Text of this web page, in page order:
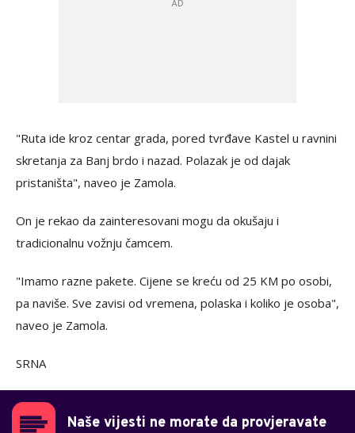
"Ruta ide kroz centar grada, pored tvrđave Kastel u ravnini
skretanja za Banj brdo i nazad. Polazak je od dajak
pristaništa", naveo je Zamola.
On je rekao da zainteresovani mogu da okušaju i
tradicionalnu vožnju čamcem.
"Imamo razne pakete. Cijene se kreću od 25 KM po osobi,
pa naviše. Sve zavisi od vremena, polaska i koliko je osoba",
naveo je Zamola.
SRNA
Naše vijesti ne morate da provjeravate